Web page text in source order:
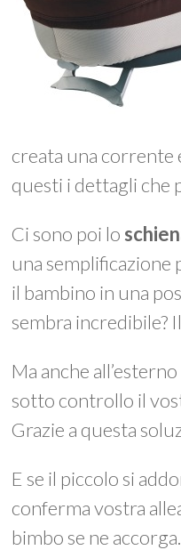
creata una corrente
questi i dettagli che
Ci sono poi lo
una semplificazione
il bambino in una
sembra incredibile?
Ma anche all’esterno
sotto controllo il
Grazie a questa
E se il piccolo si
conferma vostra
bimbo se ne